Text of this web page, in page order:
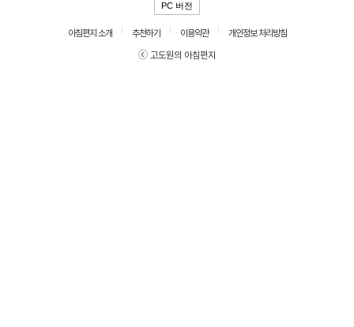
PC 버전
아침편지 소개 추천하기 이용약관
개인정보 처리방침
ⓒ 고도원의 아침편지